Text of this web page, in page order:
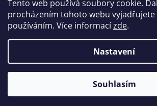
Tento web používá soubory cookie.
procházením tohoto webu vyjadřujete
používáním. Více informacízde.
Nastavení
Souhlasím
Patička
Vytvořil Shoptet
Heri.cz. Všechna